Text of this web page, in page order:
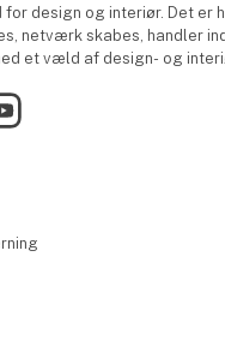
design og interiør. Det er
netværk skabes, handler
et væld af design- og